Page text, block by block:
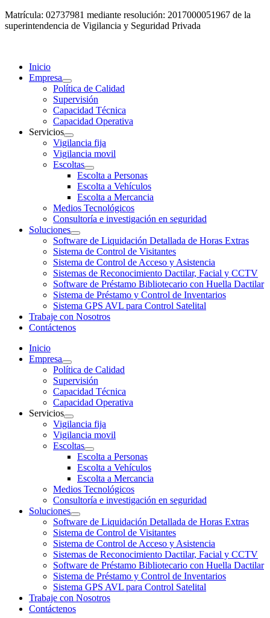
Matrícula: 02737981 mediante resolución: 2017000051967 de la
superintendencia de Vigilancia y Seguridad Privada
Inicio
Empresa
Política de Calidad
Supervisión
Capacidad Técnica
Capacidad Operativa
Servicios
Vigilancia fija
Vigilancia movil
Escoltas
Escolta a Personas
Escolta a Vehículos
Escolta a Mercancia
Medios Tecnológicos
Consultoría e investigación en seguridad
Soluciones
Software de Liquidación Detallada de Horas Extras
Sistema de Control de Visitantes
Sistema de Control de Acceso y Asistencia
Sistemas de Reconocimiento Dactilar, Facial y CCTV
Software de Préstamo Bibliotecario con Huella Dactilar
Sistema de Préstamo y Control de Inventarios
Sistema GPS AVL para Control Satelital
Trabaje con Nosotros
Contáctenos
Inicio
Empresa
Política de Calidad
Supervisión
Capacidad Técnica
Capacidad Operativa
Servicios
Vigilancia fija
Vigilancia movil
Escoltas
Escolta a Personas
Escolta a Vehículos
Escolta a Mercancia
Medios Tecnológicos
Consultoría e investigación en seguridad
Soluciones
Software de Liquidación Detallada de Horas Extras
Sistema de Control de Visitantes
Sistema de Control de Acceso y Asistencia
Sistemas de Reconocimiento Dactilar, Facial y CCTV
Software de Préstamo Bibliotecario con Huella Dactilar
Sistema de Préstamo y Control de Inventarios
Sistema GPS AVL para Control Satelital
Trabaje con Nosotros
Contáctenos